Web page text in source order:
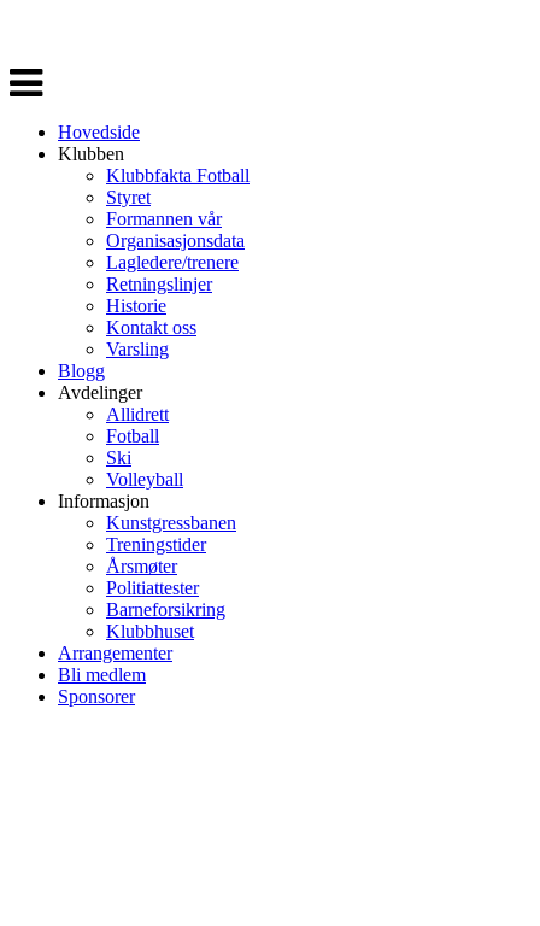
Veksle
navigasjon
Hovedside
Klubben
Klubbfakta Fotball
Styret
Formannen vår
Organisasjonsdata
Lagledere/trenere
Retningslinjer
Historie
Kontakt oss
Varsling
Blogg
Avdelinger
Allidrett
Fotball
Ski
Volleyball
Informasjon
Kunstgressbanen
Treningstider
Årsmøter
Politiattester
Barneforsikring
Klubbhuset
Arrangementer
Bli medlem
Sponsorer